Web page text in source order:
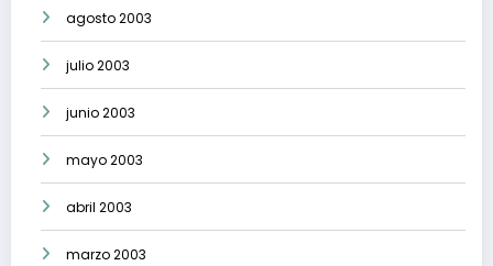
agosto 2003
julio 2003
junio 2003
mayo 2003
abril 2003
marzo 2003